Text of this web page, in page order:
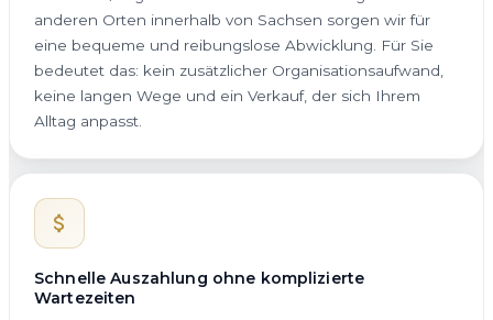
anderen Orten innerhalb von Sachsen sorgen wir für
eine bequeme und reibungslose Abwicklung. Für Sie
bedeutet das: kein zusätzlicher Organisationsaufwand,
keine langen Wege und ein Verkauf, der sich Ihrem
Alltag anpasst.
Schnelle Auszahlung ohne komplizierte
Wartezeiten